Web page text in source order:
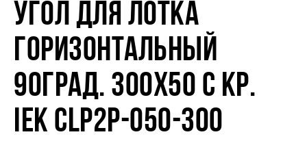
УГОЛ ДЛЯ ЛОТКА
ГОРИЗОНТАЛЬНЫЙ
90ГРАД. 300Х50 С КР.
IEK CLP2P-050-300